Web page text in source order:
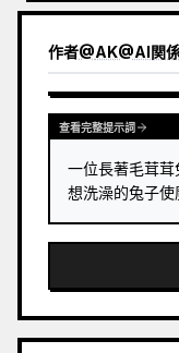
作者@AK@AI関
查看完整提示詞
一位長著毛茸
想洗澡的兔子使